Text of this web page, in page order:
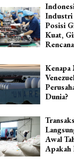
Industri
Posisi
Kuat,
Kenapa
Dunia?
Awal
Apakah